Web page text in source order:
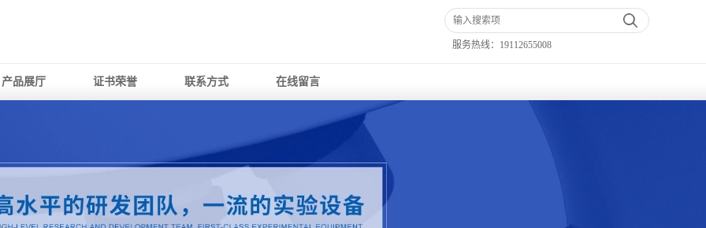
服务热线： 19112655008
产品展厅 证书荣誉 联系方式 在线留言